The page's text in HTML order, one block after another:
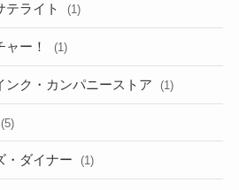
テライト (1)
ャー！ (1)
ンク・カンパニーストア (1)
(5)
・ダイナー (1)